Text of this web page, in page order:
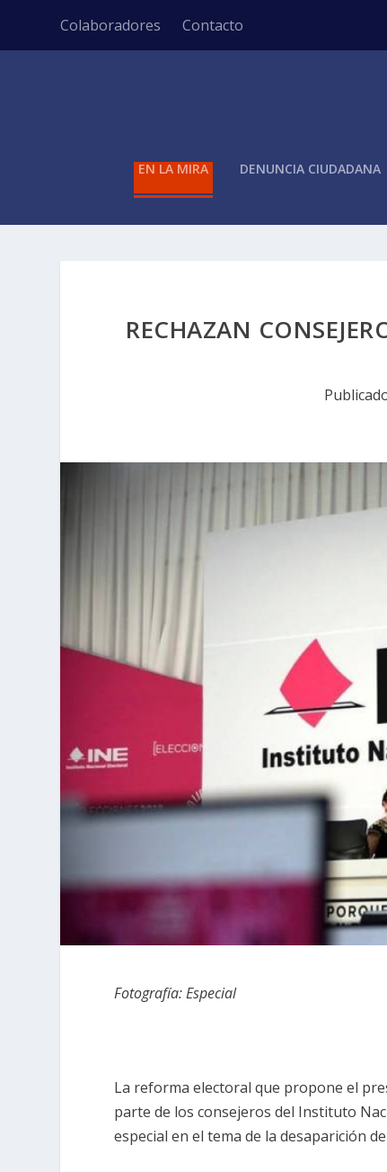
Colaboradores Contacto
EN LA MIRA DENUNCIA CIUDADANA
RECHAZAN
Fotografía: Especial
La reforma electoral que propone el
parte de los consejeros del Instituto
especial en el tema de la desaparición